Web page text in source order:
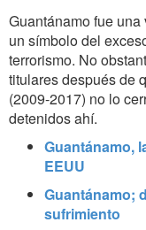
Guantánamo fue
un símbolo del
terrorismo. No
titulares después de
(2009-2017) no lo
detenidos ahí.
Guantánamo,
EEUU
Guantánamo;
sufrimiento